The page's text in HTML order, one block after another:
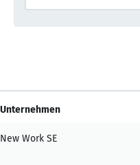
Unternehmen
New Work SE